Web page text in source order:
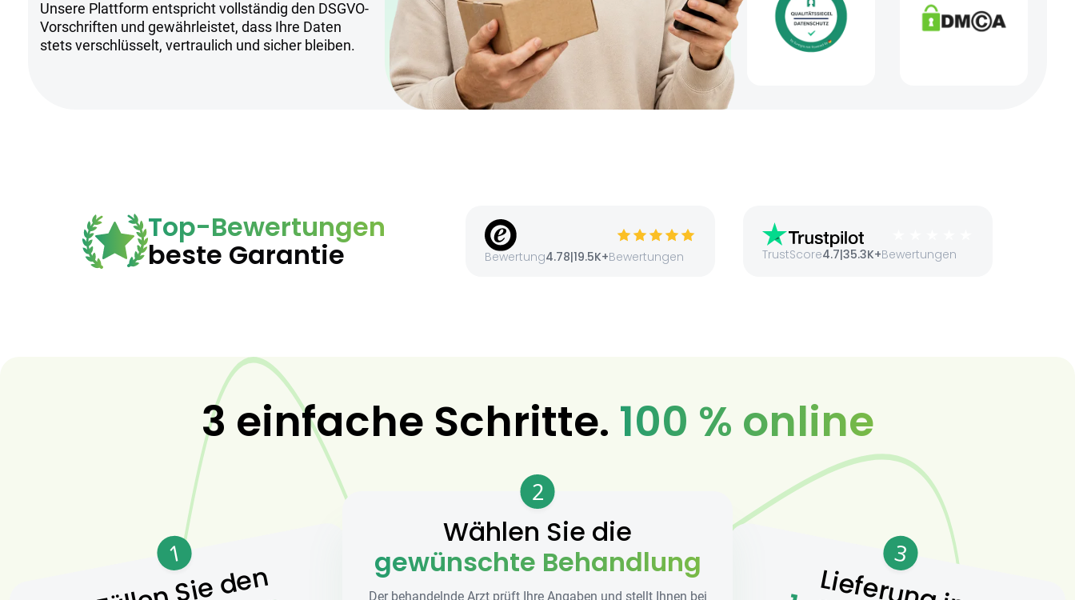
Unsere Plattform entspricht vollständig den DSGVO-
Vorschriften und gewährleistet, dass Ihre Daten
stets verschlüsselt, vertraulich und sicher bleiben.
Top-Bewertungen
beste Garantie Bewertung4.78|19.5K+Bewertungen TrustScore4.7|35.3K+Bewertungen
3 einfache Schritte. 100 % online
1
2
Wählen Sie die
gewünschte Behandlung
Der behandelnde Arzt prüft Ihre Angaben und stellt Ihnen bei
3